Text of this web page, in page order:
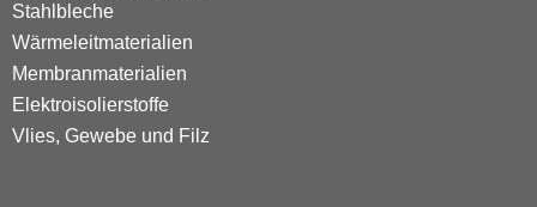
Stahlbleche
Wärmeleitmaterialien
Membranmaterialien
Elektroisolierstoffe
Vlies, Gewebe und Filz